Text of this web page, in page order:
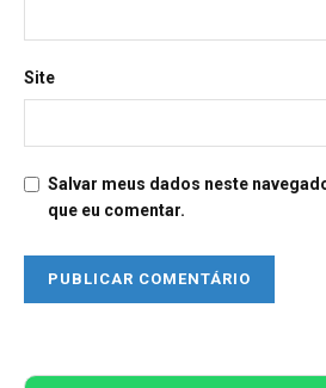
Site
Salvar meus dados neste
que eu comentar.